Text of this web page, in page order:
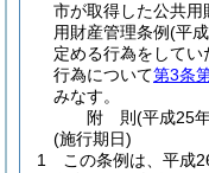
市が取得した公共
用財産管理条例(平
定める行為をして
行為について第3条
みなす。
附 則(平成25
(施行期日)
1
この条例は、平成